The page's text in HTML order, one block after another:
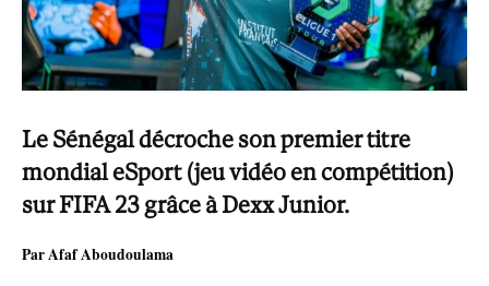
Le Sénégal décroche son premier titre
mondial eSport (jeu vidéo en compétition)
sur FIFA 23 grâce à Dexx Junior.
Par Afaf Aboudoulama